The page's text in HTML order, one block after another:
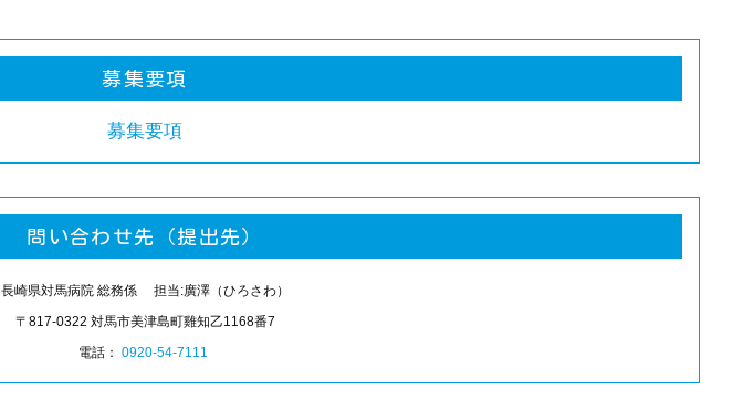
募集要項
募集要項
問い合わせ先（提出先）
長崎県対馬病院 総務係 担当:廣澤（ひろさわ）
〒817-0322 対馬市美津島町雞知乙1168番7
電話： 0920-54-7111